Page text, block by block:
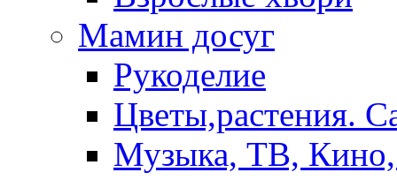
Мамин досуг
Рукоделие
Цветы,растения.
Музыка, ТВ,